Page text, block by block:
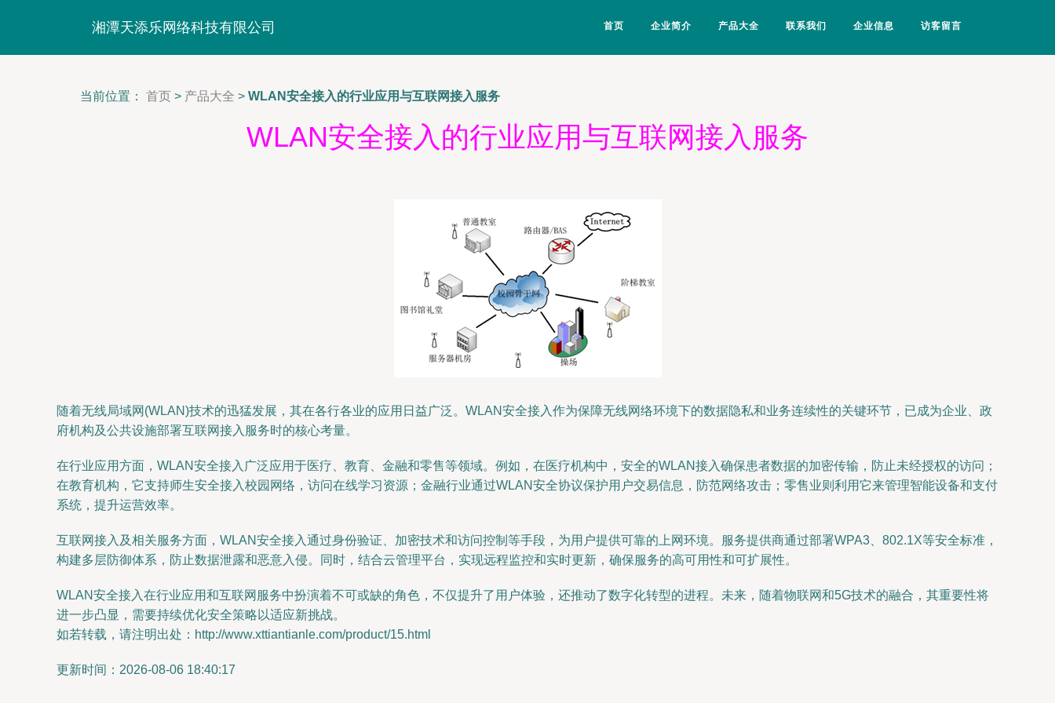
湘潭天添乐网络科技有限公司 首页 企业简介 产品大全 联系我们 企业信息 访客留言
当前位置： 首页 > 产品大全 > WLAN安全接入的行业应用与互联网接入服务
WLAN安全接入的行业应用与互联网接入服务
随着无线局域网(WLAN)技术的迅猛发展，其在各行各业的应用日益广泛。WLAN安全接入作为保障无线网络环境下的数据隐私和业务连续性的关键环节，已成为企业、政
府机构及公共设施部署互联网接入服务时的核心考量。
在行业应用方面，WLAN安全接入广泛应用于医疗、教育、金融和零售等领域。例如，在医疗机构中，安全的WLAN接入确保患者数据的加密传输，防止未经授权的访问；
在教育机构，它支持师生安全接入校园网络，访问在线学习资源；金融行业通过WLAN安全协议保护用户交易信息，防范网络攻击；零售业则利用它来管理智能设备和支付
系统，提升运营效率。
互联网接入及相关服务方面，WLAN安全接入通过身份验证、加密技术和访问控制等手段，为用户提供可靠的上网环境。服务提供商通过部署WPA3、802.1X等安全标准，
构建多层防御体系，防止数据泄露和恶意入侵。同时，结合云管理平台，实现远程监控和实时更新，确保服务的高可用性和可扩展性。
WLAN安全接入在行业应用和互联网服务中扮演着不可或缺的角色，不仅提升了用户体验，还推动了数字化转型的进程。未来，随着物联网和5G技术的融合，其重要性将
进一步凸显，需要持续优化安全策略以适应新挑战。
如若转载，请注明出处：http://www.xttiantianle.com/product/15.html
更新时间：2026-08-06 18:40:17